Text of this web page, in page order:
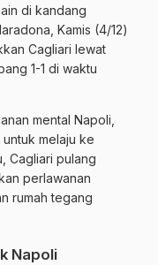
di kandang
Kamis (4/12)
Cagliari lewat
1-1 di waktu
mental Napoli,
melaju ke
Cagliari pulang
perlawanan
rumah tegang
Napoli